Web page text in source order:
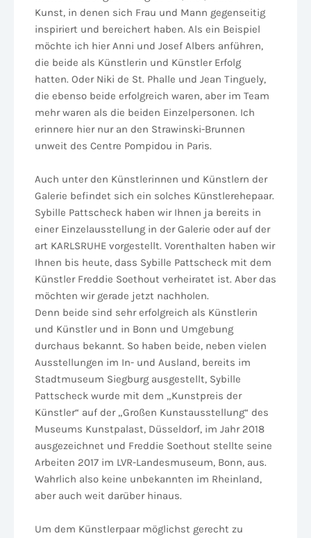
Kunst, in denen sich Frau und Mann gegenseitig
inspiriert und bereichert haben. Als ein Beispiel
möchte ich hier Anni und Josef Albers anführen,
die beide als Künstlerin und Künstler Erfolg
hatten. Oder Niki de St. Phalle und Jean Tinguely,
die ebenso beide erfolgreich waren, aber im Team
mehr waren als die beiden Einzelpersonen. Ich
erinnere hier nur an den Strawinski-Brunnen
unweit des Centre Pompidou in Paris.
Auch unter den Künstlerinnen und Künstlern der
Galerie befindet sich ein solches Künstlerehepaar.
Sybille Pattscheck haben wir Ihnen ja bereits in
einer Einzelausstellung in der Galerie oder auf der
art KARLSRUHE vorgestellt. Vorenthalten haben wir
Ihnen bis heute, dass Sybille Pattscheck mit dem
Künstler Freddie Soethout verheiratet ist. Aber das
möchten wir gerade jetzt nachholen.
Denn beide sind sehr erfolgreich als Künstlerin
und Künstler und in Bonn und Umgebung
durchaus bekannt. So haben beide, neben vielen
Ausstellungen im In- und Ausland, bereits im
Stadtmuseum Siegburg ausgestellt, Sybille
Pattscheck wurde mit dem „Kunstpreis der
Künstler“ auf der „Großen Kunstausstellung“ des
Museums Kunstpalast, Düsseldorf, im Jahr 2018
ausgezeichnet und Freddie Soethout stellte seine
Arbeiten 2017 im LVR-Landesmuseum, Bonn, aus.
Wahrlich also keine unbekannten im Rheinland,
aber auch weit darüber hinaus.
Um dem Künstlerpaar möglichst gerecht zu